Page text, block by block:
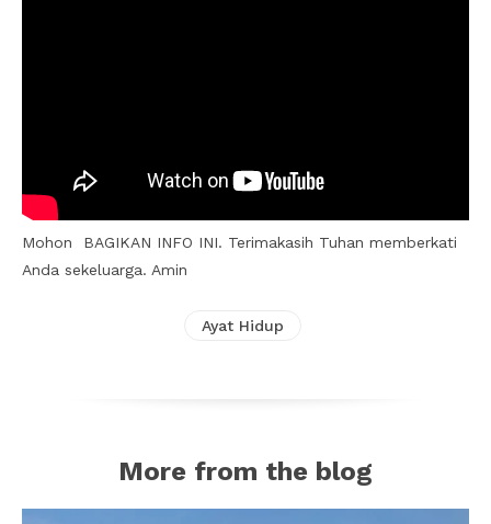
Mohon BAGIKAN INFO INI. Terimakasih Tuhan memberkati
Anda sekeluarga. Amin
Ayat Hidup
More from the blog